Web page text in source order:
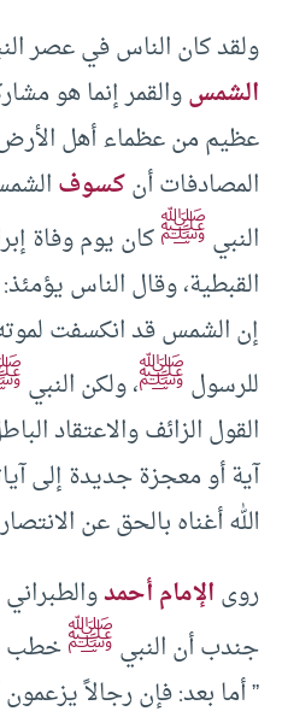
ولقد كان الناس في عصر
الشمسوالقمر إنما هو
عظيم من عظماء أهل
المصادفات أنكسوف
النبيﷺكان يوم وفاة
القبطية، وقال الناس يؤمئذ:
إن الشمس قد انكسفت لموته
للرسولﷺ، ولكن النبي
القول الزائف والاعتقاد
آية أو معجزة جديدة إلى
الله أغناه بالحق عن
روىالإمام أحمد
جندب أن النبيﷺخطب
” أما بعد: فإن رجالاً